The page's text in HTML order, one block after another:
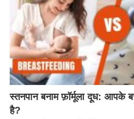
स्तनपान बनाम फ़ॉर्मूला दूध: आपके
है?